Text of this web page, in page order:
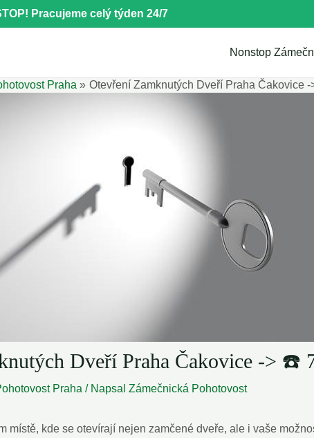
Pracujeme celý týden 24/7
Nonstop
Praha Otevření Zamknutých Dveří Praha Čakovice
Dveří Praha Čakovice -> ☎️
Praha / Napsal Zámečnická Pohotovost
místě, kde se otevírají nejen zamčené dveře, ale i vaše